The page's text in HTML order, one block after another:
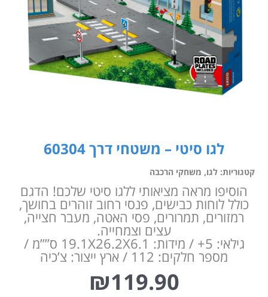
לגו סיטי – משטחי דרך 60304
קטגוריות: לגו, משחקי הרכבה
הוסיפו מראה מציאותי ללגו סיטי שלכם! הדגם
כולל לוחות כבישים, פנסי רחוב זוהרים בחושך,
רמזורים, תמרורים, פסי האטה, מעבר חצייה,
עצים וצמחייה.
גילאי: 5+ / מידות: 19.1X26.2X6.1 ס””מ /
מספר חלקים: 112 / ארץ ייצור: צ’כיה
₪119.90